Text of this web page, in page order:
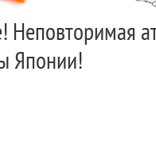
Неповторимая
Японии!